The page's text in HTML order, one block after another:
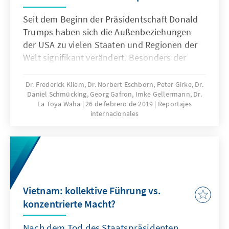
Seit dem Beginn der Präsidentschaft Donald
Trumps haben sich die Außenbeziehungen
der USA zu vielen Staaten und Regionen der
Welt signifikant verändert. Besonders der
die deutliche Abkehr von den Politiken der
Obama-Administration sind hierfür
charakteristisch. Zwar erkennen die USA auch
wirtschaftliche und strategische Bedeutung
Südostasiens – besonders mit Blick auf China
– an. Wie aber haben sich die Beziehungen
wie gestalten sich die US-amerikanischen
Prioritäten in Zeiten von abgeschwächtem
Multilateralismus, drohenden
Rüstungswettläufen und sich zuspitzenden
Dr. Frederick Kliem, Dr. Norbert Eschborn, Peter Girke, Dr.
Daniel Schmücking, Georg Gafron, Imke Gellermann, Dr.
La Toya Waha
26 de febrero de 2019
Reportajes
internacionales
Vietnam: kollektive Führung vs.
konzentrierte Macht?